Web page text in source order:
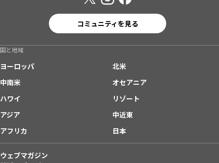
コミュニティを見る
国と地域
ヨーロッパ
北米
中南米
オセアニア
ハワイ
リゾート
アジア
中近東
アフリカ
日本
ウェブマガジン